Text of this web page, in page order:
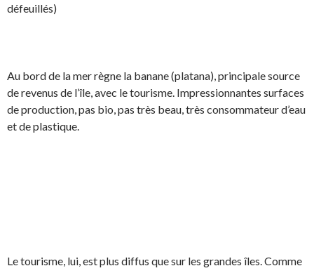
défeuillés)
Au bord de la mer règne la banane (platana), principale source
de revenus de l’île, avec le tourisme. Impressionnantes surfaces
de production, pas bio, pas très beau, très consommateur d’eau
et de plastique.
Le tourisme, lui, est plus diffus que sur les grandes îles. Comme